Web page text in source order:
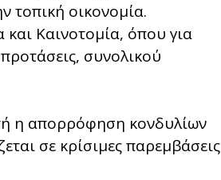
τοπική οικονομία.
και Καινοτομία, όπου για
συνολικού
η απορρόφηση κονδυλίων
σε κρίσιμες παρεμβάσεις